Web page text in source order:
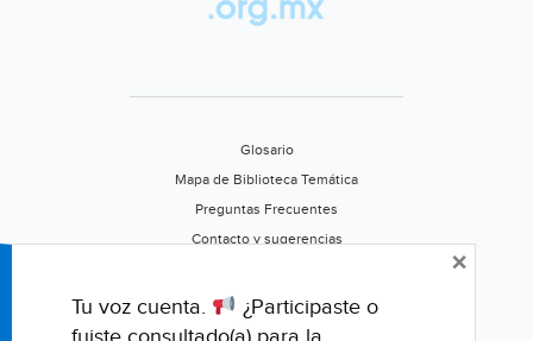
Glosario
Mapa de Biblioteca Temática
Preguntas Frecuentes
Contacto y sugerencias
Califica este portal
Tu voz cuenta.
¿Participaste o
×